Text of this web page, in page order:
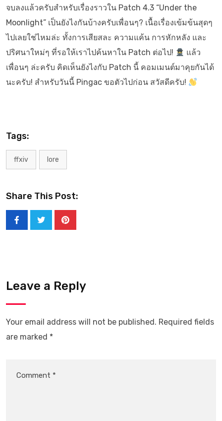
จบลงแล้วครับสำหรับเรื่องราวใน Patch 4.3 “Under the
Moonlight” เป็นยังไงกันบ้างครับเพื่อนๆ? เนื้อเรื่องเข้มข้นสุดๆ
ไปเลยใช่ไหมล่ะ ทั้งการเสียสละ ความแค้น การหักหลัง และ
ปริศนาใหม่ๆ ที่รอให้เราไปค้นหาใน Patch ต่อไป!
แล้ว
เพื่อนๆ ล่ะครับ คิดเห็นยังไงกับ Patch นี้ คอมเมนต์มาคุยกันได้
นะครับ! สำหรับวันนี้ Pingac ขอตัวไปก่อน สวัสดีครับ!
Tags:
ffxiv lore
Share This Post:
Leave a Reply
Your email address will not be published. Required fields
are marked *